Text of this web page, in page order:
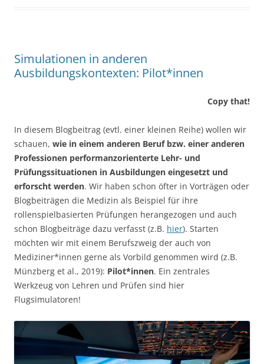
Simulationen in anderen
Ausbildungskontexten: Pilot*innen
Copy that!
In diesem Blogbeitrag (evtl. einer kleinen Reihe) wollen wir
schauen, wie in einem anderen Beruf bzw. einer anderen
Professionen performanzorienterte Lehr- und
Prüfungssituationen in Ausbildungen eingesetzt und
erforscht werden. Wir haben schon öfter in Vorträgen oder
Blogbeiträgen die Medizin als Beispiel für ihre
rollenspielbasierten Prüfungen herangezogen und auch
schon Blogbeiträge dazu verfasst (z.B. hier). Starten
möchten wir mit einem Berufszweig der auch von
Mediziner*innen gerne als Vorbild genommen wird (z.B.
Münzberg et al., 2019): Pilot*innen. Ein zentrales
Werkzeug von Lehren und Prüfen sind hier
Flugsimulatoren!